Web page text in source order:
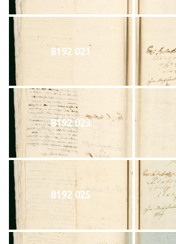
8192 021
8192 023
8192 025